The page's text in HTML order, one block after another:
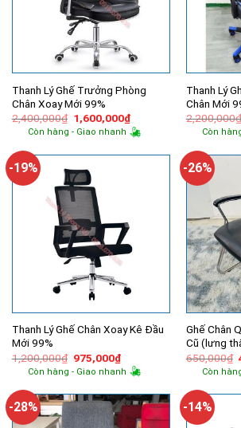
Thanh Lý Ghế Trưởng Phòng
Chân Xoay Mới 99%
2,400,000₫ Giá
gốc
là:
1,600,000₫Giá
hiện
tại
1,600,000₫.
Còn hàng - Giao nhanh
Thanh Lý
Chân Mới
2,200,000₫
Còn
-19%
Thanh Lý Ghế Chân Xoay Kê Đầu
Mới 99%
1,200,000₫ Giá
gốc
là:
975,000₫Giá
hiện
tại
975,000₫.
Còn hàng - Giao nhanh
-26%
Ghế Chân
Cũ (lưng
650,000₫
Còn
-28% -14%